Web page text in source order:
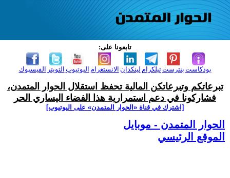
تابعونا على:
الفيسبوك التويتر اليوتيوب الانستغرام لينكدإن تيلكرامبنترست بودكاست
تبرعاتكم وتبرعاتكن المالية تحفظ استقلال الحوار المتمدن،
فشاركونا في دعم استمرارية هذا الفضاء اليساري الحر
[اشترك في قناة ‫«الحوار المتمدن» على اليوتيوب]
الحوار المتمدن - موبايل
الموقع الرئيسي